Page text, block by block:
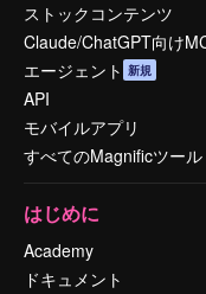
ストックコンテンツ
Claude/ChatGPT向け
エージェント 新規
API
モバイルアプリ
すべてのMagnificツール
はじめに
Academy
ドキュメント